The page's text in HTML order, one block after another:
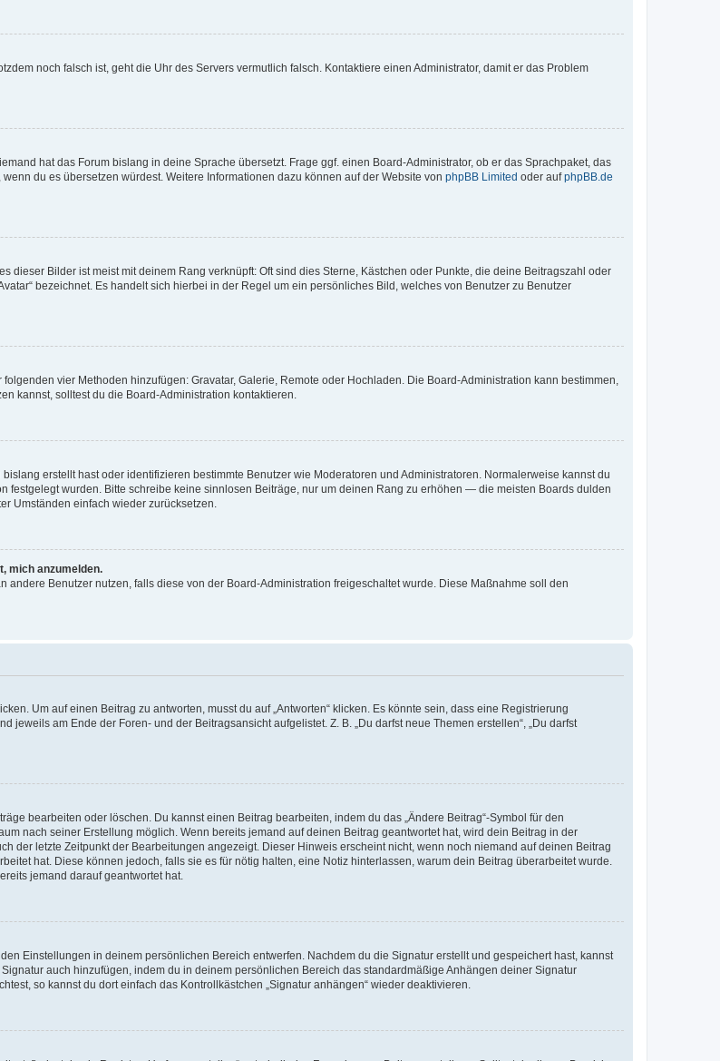
noch falsch ist, geht die Uhr des Servers vermutlich falsch. Kontaktiere einen Administrator, damit er das Problem
hat das Forum bislang in deine Sprache übersetzt. Frage ggf. einen Board-Administrator, ob er das Sprachpaket, das
du es übersetzen würdest. Weitere Informationen dazu können auf der Website von phpBB Limited oder aufphpBB.de
dieser Bilder ist meist mit deinem Rang verknüpft: Oft sind dies Sterne, Kästchen oder Punkte, die deine Beitragszahl oder
bezeichnet. Es handelt sich hierbei in der Regel um ein persönliches Bild, welches von Benutzer zu Benutzer
vier Methoden hinzufügen: Gravatar, Galerie, Remote oder Hochladen. Die Board-Administration kann bestimmen,
kannst, solltest du die Board-Administration kontaktieren.
erstellt hast oder identifizieren bestimmte Benutzer wie Moderatoren und Administratoren. Normalerweise kannst du
festgelegt wurden. Bitte schreibe keine sinnlosen Beiträge, nur um deinen Rang zu erhöhen — die meisten Boards dulden
Umständen einfach wieder zurücksetzen.
mich anzumelden.
Benutzer nutzen, falls diese von der Board-Administration freigeschaltet wurde. Diese Maßnahme soll den
Um auf einen Beitrag zu antworten, musst du auf „Antworten“ klicken. Es könnte sein, dass eine Registrierung
am Ende der Foren- und der Beitragsansicht aufgelistet. Z. B. „Du darfst neue Themen erstellen“, „Du darfst
bearbeiten oder löschen. Du kannst einen Beitrag bearbeiten, indem du das „Ändere Beitrag“-Symbol für den
nach seiner Erstellung möglich. Wenn bereits jemand auf deinen Beitrag geantwortet hat, wird dein Beitrag in der
der letzte Zeitpunkt der Bearbeitungen angezeigt. Dieser Hinweis erscheint nicht, wenn noch niemand auf deinen Beitrag
hat. Diese können jedoch, falls sie es für nötig halten, eine Notiz hinterlassen, warum dein Beitrag überarbeitet wurde.
jemand darauf geantwortet hat.
Einstellungen in deinem persönlichen Bereich entwerfen. Nachdem du die Signatur erstellt und gespeichert hast, kannst
auch hinzufügen, indem du in deinem persönlichen Bereich das standardmäßige Anhängen deiner Signatur
so kannst du dort einfach das Kontrollkästchen „Signatur anhängen“ wieder deaktivieren.